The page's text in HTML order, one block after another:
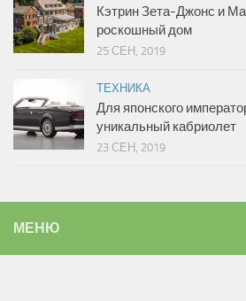
Кэтрин Зета-Джонс и
роскошный дом
25 СЕН, 2019
ТЕХНИКА
Для японского
уникальный кабриолет
23 СЕН, 2019
МЕНЮ